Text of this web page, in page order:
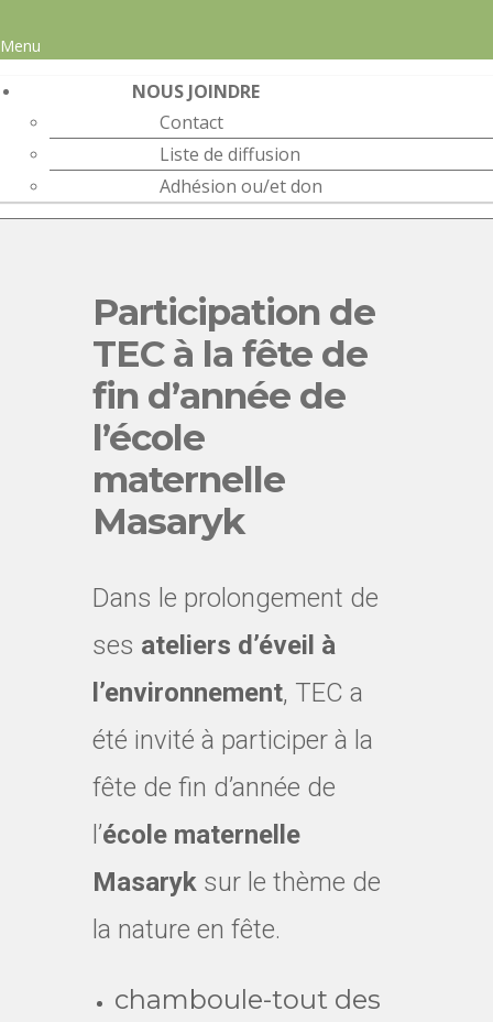
Menu
NOUS JOINDRE
Contact
Liste de diffusion
Adhésion ou/et don
Participation de
TEC à la fête de
fin d’année de
l’école
maternelle
Masaryk
Dans le prolongement de
ses ateliers d’éveil à
l’environnement, TEC a
été invité à participer à la
fête de fin d’année de
l’école maternelle
Masaryk sur le thème de
la nature en fête.
chamboule-tout des